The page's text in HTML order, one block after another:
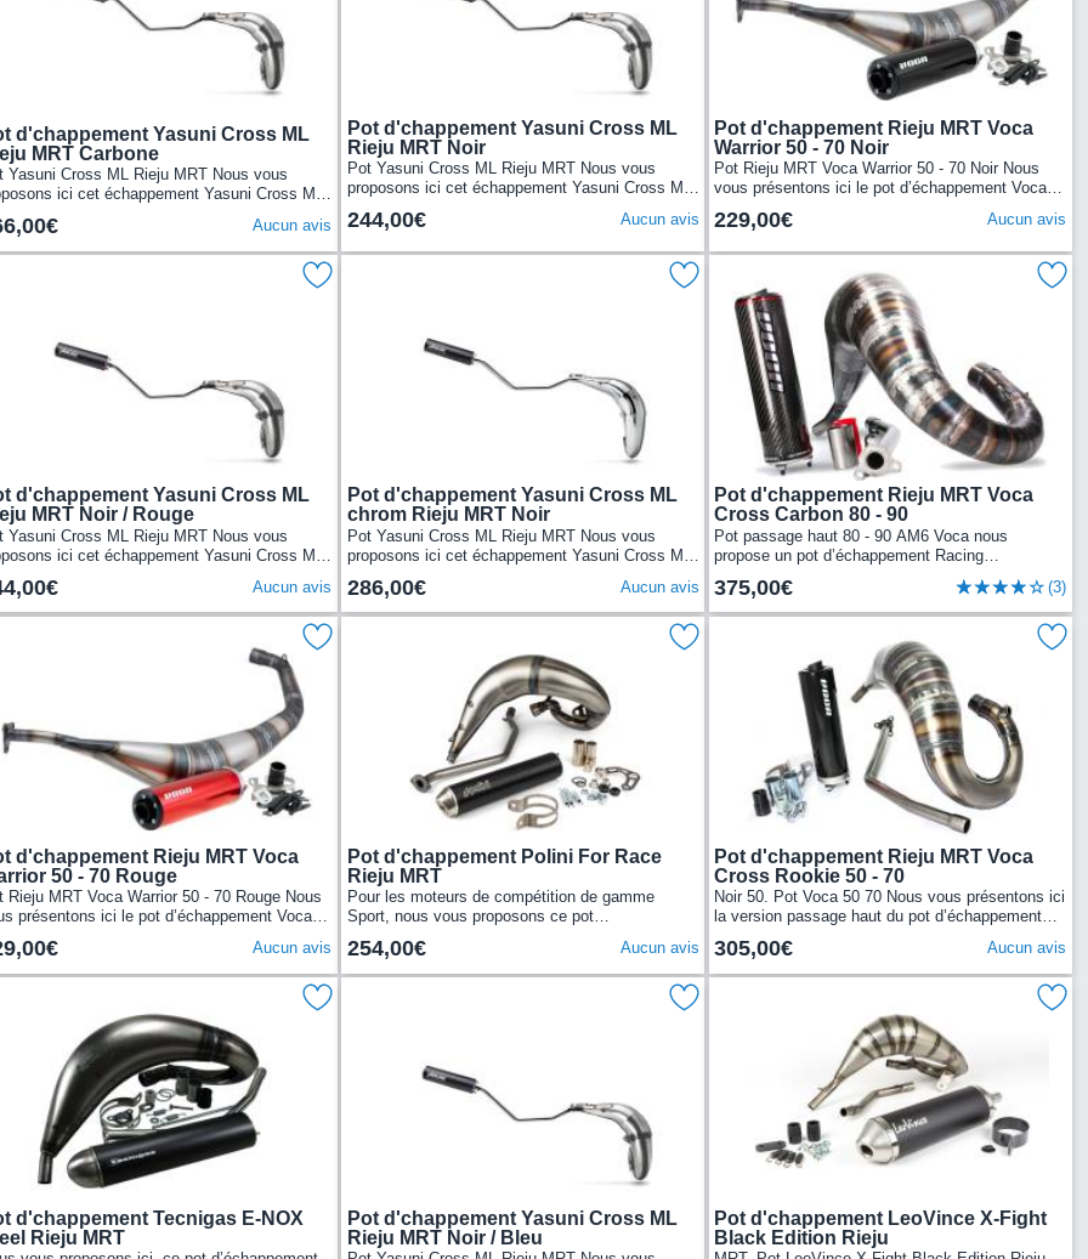
d'chappement Yasuni Cross ML
MRT Carbone
Yasuni Cross ML Rieju MRT Nous vous
ici cet échappement Yasuni Cross ML
Aucun avis
Pot d'chappement Yasuni Cross ML
Rieju MRT Noir
Pot Yasuni Cross ML Rieju MRT Nous vous
proposons ici cet échappement Yasuni Cross ML
d’acier...
244,00€ Aucun avis
Pot d'chappement Rieju MRT Voca
Warrior 50 - 70 Noir
Pot Rieju MRT Voca Warrior 50 - 70 Noir Nous
vous présentons ici le pot d’échappement Voca
MRT...
229,00€ Aucun avis
d'chappement Yasuni Cross ML
MRT Noir / Rouge
Yasuni Cross ML Rieju MRT Nous vous
ici cet échappement Yasuni Cross ML
Aucun avis
Pot d'chappement Yasuni Cross ML
chrom Rieju MRT Noir
Pot Yasuni Cross ML Rieju MRT Nous vous
proposons ici cet échappement Yasuni Cross ML
d’acier...
286,00€ Aucun avis
Pot d'chappement Rieju MRT Voca
Cross Carbon 80 - 90
Pot passage haut 80 - 90 AM6 Voca nous
propose un pot d’échappement Racing
de cylindres...
375,00€ (3)
d'chappement Rieju MRT Voca
50 - 70 Rouge
Rieju MRT Voca Warrior 50 - 70 Rouge Nous
présentons ici le pot d’échappement Voca
Aucun avis
Pot d'chappement Polini For Race
Rieju MRT
Pour les moteurs de compétition de gamme
Sport, nous vous proposons ce pot
du département...
254,00€ Aucun avis
Pot d'chappement Rieju MRT Voca
Cross Rookie 50 - 70
Noir 50. Pot Voca 50 70 Nous vous présentons ici
la version passage haut du pot d’échappement
Rieju MRT, à...
305,00€ Aucun avis
d'chappement Tecnigas E-NOX
Rieju MRT
Pot d'chappement Yasuni Cross ML
Rieju MRT Noir / Bleu
Pot d'chappement LeoVince X-Fight
Black Edition Rieju